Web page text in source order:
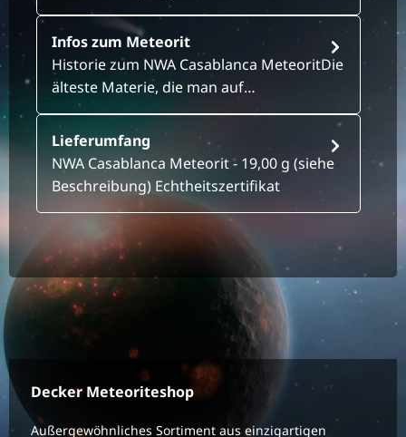
Infos zum Meteorit
Historie zum NWA Casablanca MeteoritDie
älteste Materie, die man auf…
Lieferumfang
NWA Casablanca Meteorit - 19,00 g (siehe
Beschreibung) Echtheitszertifikat
Decker Meteoriteshop
Außergewöhnliches Sortiment aus einzigartigen